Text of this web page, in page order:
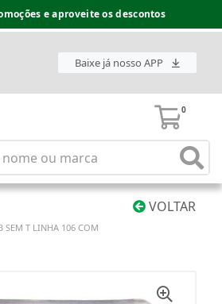
e aproveite os descontos
Baixe já nosso APP
0
VOLTAR
SEM T LINHA 106 COM